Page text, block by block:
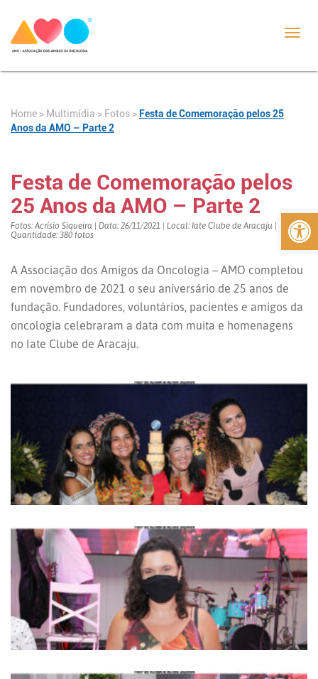
Abrir
Home > Multimídia > Fotos > Festa de Comemoração pelos 25
Anos da AMO – Parte 2
Festa de Comemoração pelos
25 Anos da AMO – Parte 2
Fotos: Acrísio Siqueira | Data: 26/11/2021 | Local: Iate Clube de Aracaju |
Quantidade: 380 fotos
A Associação dos Amigos da Oncologia – AMO completou
em novembro de 2021 o seu aniversário de 25 anos de
fundação. Fundadores, voluntários, pacientes e amigos da
oncologia celebraram a data com muita e homenagens
no Iate Clube de Aracaju.